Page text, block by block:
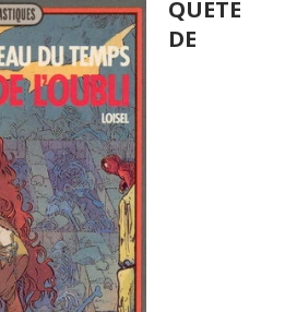
QUETE
DE